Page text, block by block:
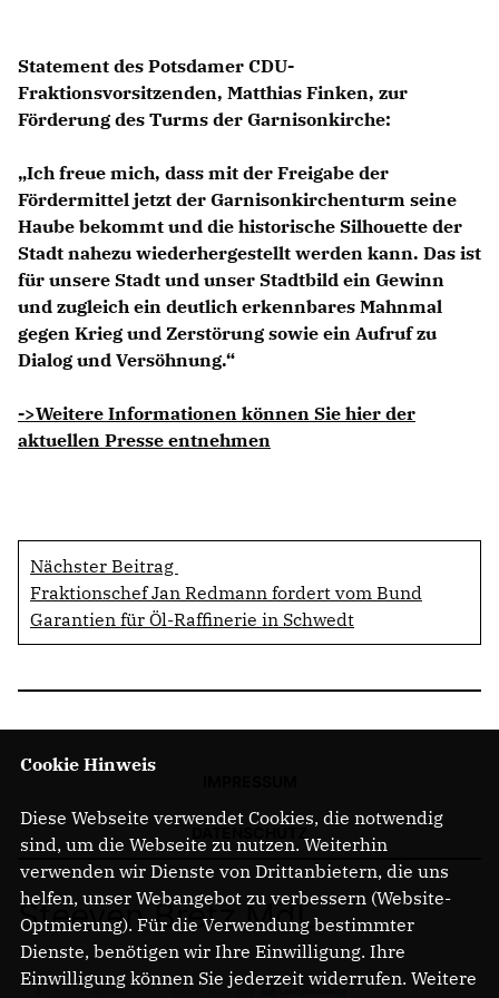
Statement des Potsdamer CDU-
Fraktionsvorsitzenden, Matthias Finken, zur
Förderung des Turms der Garnisonkirche:
Ich freue mich, dass mit der Freigabe der
Fördermittel jetzt der Garnisonkirchenturm seine
Haube bekommt und die historische Silhouette der
Stadt nahezu wiederhergestellt werden kann. Das ist
für unsere Stadt und unser Stadtbild ein Gewinn
und zugleich ein deutlich erkennbares Mahnmal
gegen Krieg und Zerstörung sowie ein Aufruf zu
Dialog und Versöhnung.“
->Weitere Informationen können Sie hier der
aktuellen Presse entnehmen
Nächster Beitrag
Fraktionschef Jan Redmann fordert vom Bund
Garantien für Öl-Raffinerie in Schwedt
Steeven Bretz MdL
Cookie Hinweis
Diese Webseite verwendet Cookies, die notwendig
sind, um die Webseite zu nutzen. Weiterhin
verwenden wir Dienste von Drittanbietern, die uns
helfen, unser Webangebot zu verbessern (Website-
Optmierung). Für die Verwendung bestimmter
Dienste, benötigen wir Ihre Einwilligung. Ihre
Einwilligung können Sie jederzeit widerrufen. Weitere